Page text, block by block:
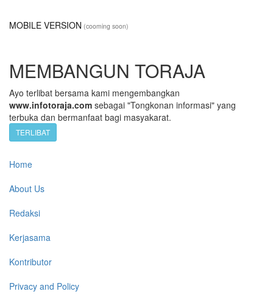
MOBILE VERSION (cooming soon)
MEMBANGUN TORAJA
Ayo terlibat bersama kami mengembangkan
www.infotoraja.com sebagai "Tongkonan informasi" yang
terbuka dan bermanfaat bagi masyakarat.
TERLIBAT
Home
About Us
Redaksi
Kerjasama
Kontributor
Privacy and Policy